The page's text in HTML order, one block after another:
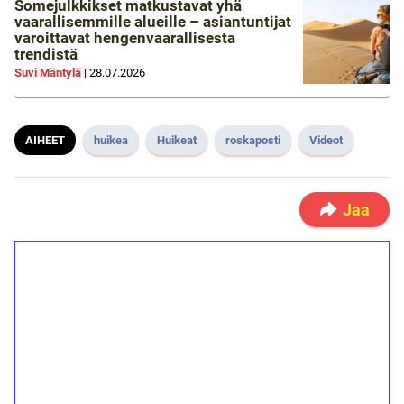
Somejulkkikset matkustavat yhä
vaarallisemmille alueille – asiantuntijat
varoittavat hengenvaarallisesta
trendistä
Suvi Mäntylä | 28.07.2026
AIHEET huikea Huikeat roskaposti Videot
Jaa